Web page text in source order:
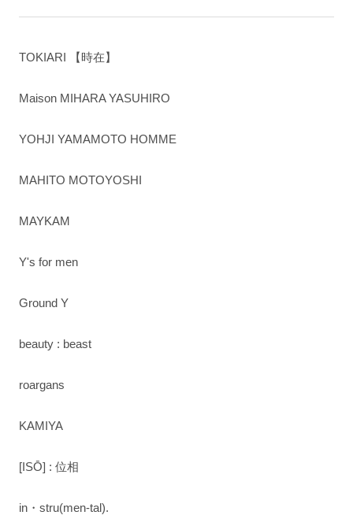
TOKIARI 【時在】
Maison MIHARA YASUHIRO
YOHJI YAMAMOTO HOMME
MAHITO MOTOYOSHI
MAYKAM
Y's for men
Ground Y
beauty : beast
roargans
KAMIYA
[ISŌ] : 位相
in・stru(men-tal).